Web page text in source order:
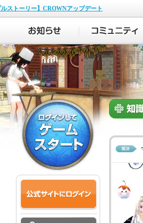
ルストーリー】CROWNアップデート